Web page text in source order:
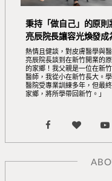
秉持「做自己」的原
亮辰院長讓容光煥發
熱情且健談，對皮膚醫學與
亮辰院長談到在新竹開業的
的家鄉！我父親是一位在新
醫師，我從小在新竹長大。
醫院受專業訓練多年，但最
家鄉，將所學帶回新竹。」
F
a
B
l
Y